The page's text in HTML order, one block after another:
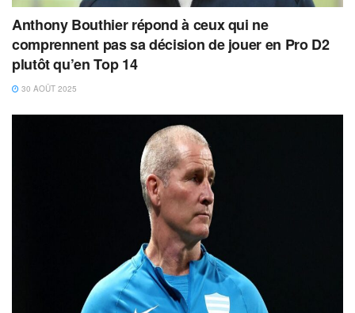
Anthony Bouthier répond à ceux qui ne
comprennent pas sa décision de jouer en Pro D2
plutôt qu’en Top 14
30 AOÛT 2025